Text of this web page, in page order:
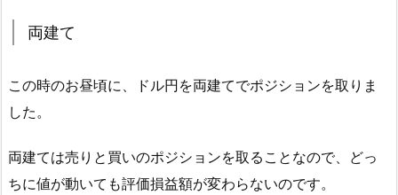
両建て
この時のお昼頃に、ドル円を両建てでポジションを取りま
した。
両建ては売りと買いのポジションを取ることなので、どっ
ちに値が動いても評価損益額が変わらないのです。